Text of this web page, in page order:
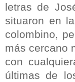
letras de
situaron en
colombino,
más cercano
con
últimas de